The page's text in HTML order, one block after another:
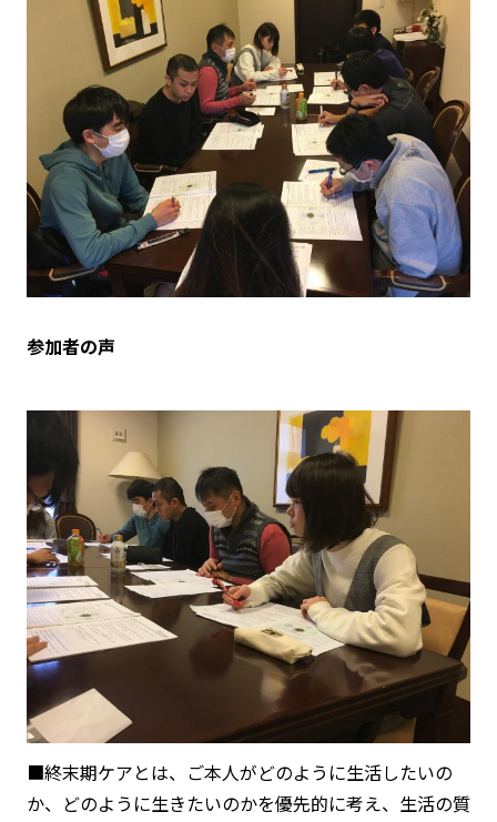
参加者の声
■終末期ケアとは、ご本人がどのように生活したいの
か、どのように生きたいのかを優先的に考え、生活の質